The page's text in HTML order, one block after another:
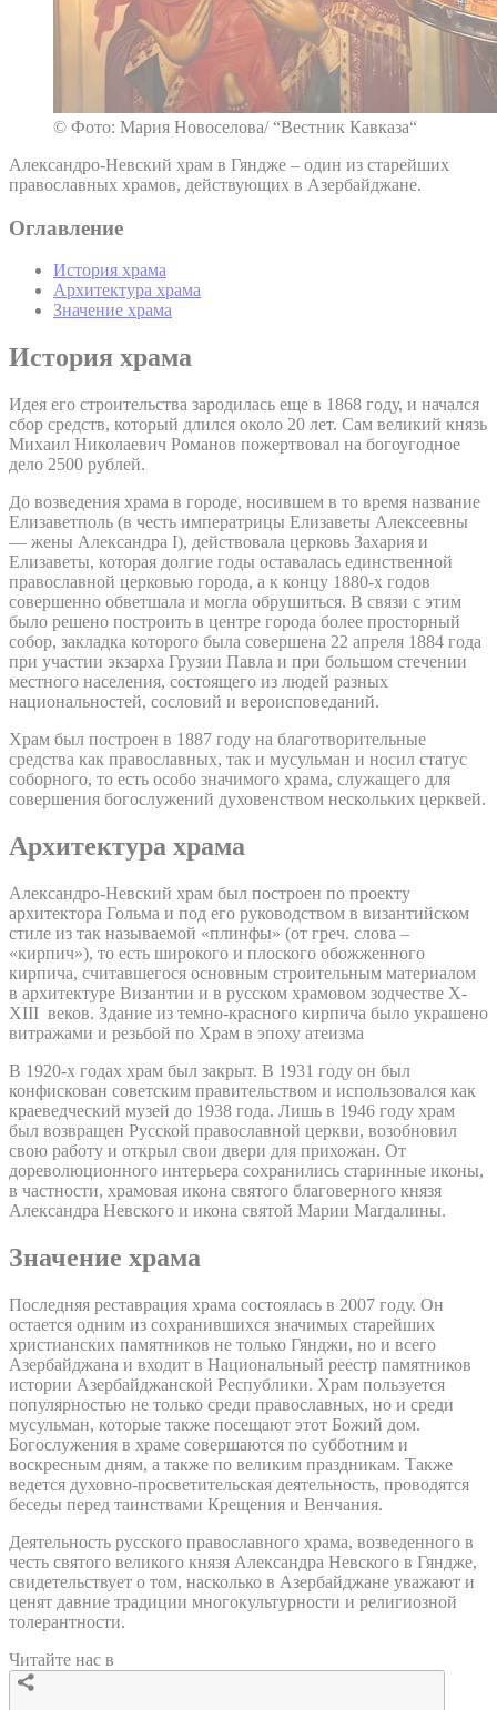
© Фото: Мария Новоселова/ “Вестник Кавказа“
Александро-Невский храм в Гяндже – один из старейших
православных храмов, действующих в Азербайджане.
Оглавление
История храма
Архитектура храма
Значение храма
История храма
Идея его строительства зародилась еще в 1868 году, и начался
сбор средств, который длился около 20 лет. Сам великий князь
Михаил Николаевич Романов пожертвовал на богоугодное
дело 2500 рублей.
До возведения храма в городе, носившем в то время название
Елизаветполь (в честь императрицы Елизаветы Алексеевны
— жены Александра I), действовала церковь Захария и
Елизаветы, которая долгие годы оставалась единственной
православной церковью города, а к концу 1880-х годов
совершенно обветшала и могла обрушиться. В связи с этим
было решено построить в центре города более просторный
собор, закладка которого была совершена 22 апреля 1884 года
при участии экзарха Грузии Павла и при большом стечении
местного населения, состоящего из людей разных
национальностей, сословий и вероисповеданий.
Храм был построен в 1887 году на благотворительные
средства как православных, так и мусульман и носил статус
соборного, то есть особо значимого храма, служащего для
совершения богослужений духовенством нескольких церквей.
Архитектура храма
Александро-Невский храм был построен по проекту
архитектора Гольма и под его руководством в византийском
стиле из так называемой «плинфы» (от греч. слова –
«кирпич»), то есть широкого и плоского обожженного
кирпича, считавшегося основным строительным материалом
в архитектуре Византии и в русском храмовом зодчестве X-
XIII веков. Здание из темно-красного кирпича было украшено
витражами и резьбой по Храм в эпоху атеизма
В 1920-х годах храм был закрыт. В 1931 году он был
конфискован советским правительством и использовался как
краеведческий музей до 1938 года. Лишь в 1946 году храм
был возвращен Русской православной церкви, возобновил
свою работу и открыл свои двери для прихожан. От
дореволюционного интерьера сохранились старинные иконы,
в частности, храмовая икона святого благоверного князя
Александра Невского и икона святой Марии Магдалины.
Значение храма
Последняя реставрация храма состоялась в 2007 году. Он
остается одним из сохранившихся значимых старейших
христианских памятников не только Гянджи, но и всего
Азербайджана и входит в Национальный реестр памятников
истории Азербайджанской Республики. Храм пользуется
популярностью не только среди православных, но и среди
мусульман, которые также посещают этот Божий дом.
Богослужения в храме совершаются по субботним и
воскресным дням, а также по великим праздникам. Также
ведется духовно-просветительская деятельность, проводятся
беседы перед таинствами Крещения и Венчания.
Деятельность русского православного храма, возведенного в
честь святого великого князя Александра Невского в Гяндже,
свидетельствует о том, насколько в Азербайджане уважают и
ценят давние традиции многокультурности и религиозной
толерантности.
Читайте нас в